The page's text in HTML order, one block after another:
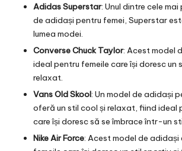
Adidas Superstar: Unul dintre cele
de adidași pentru femei, Superstar
lumea modei.
Converse Chuck Taylor: Acest model
ideal pentru femeile care își doresc un
relaxat.
Vans Old Skool: Un model de adidași
oferă un stil cool și relaxat, fiind ideal
care își doresc să se îmbrace într-un
Nike Air Force: Acest model de